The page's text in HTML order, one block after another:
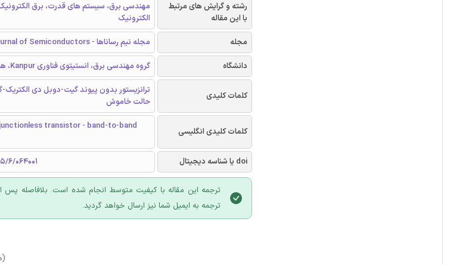
رشته و گرایش های مرتبط
با این مقاله
مهندسی برق، سیستم های قدرت، برق
الکترونیک
مجله
مجله نیم رساناها - Journal of Semiconductors
دانشگاه
گروه مهندسی برق، انستیتوی فناوری Kanpur، هند
کلمات کلیدی
ترانزیستور بدون پیوند گیت-دوبل دی الکتریک-
حالت خاموش
کلمات کلیدی انگلیسی
transistor - band-to-band
doi یا شناسه دیجیتال
6/064001
ترجمه این مقاله با کیفیت متوسط انجام شده است. بلافاصله پس
ترجمه به ایمیل شما نیز ارسال خواهد گردید.